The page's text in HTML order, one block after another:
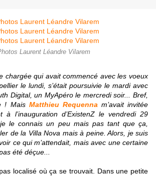
Laurent Léandre Vilarem
chargée qui avait commencé avec les voeux
le lundi, s’était poursuivie le mardi avec
Digital, un MyApéro le mercredi soir... Bref,
! Mais Matthieu Requenna m’avait invitée
à l’inauguration d’ExistenZ le vendredi 29
je le connais un peu mais pas tant que ça,
de la Villa Nova mais à peine. Alors, je suis
ce qui m’attendait, mais avec une certaine
été déçue...
pas localisé où ça se trouvait. Dans une petite